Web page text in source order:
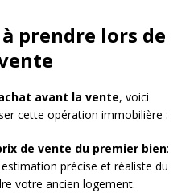
prendre lors de
avant la vente, voici
cette opération immobilière :
de vente du premier bien:
précise et réaliste du
votre ancien logement.